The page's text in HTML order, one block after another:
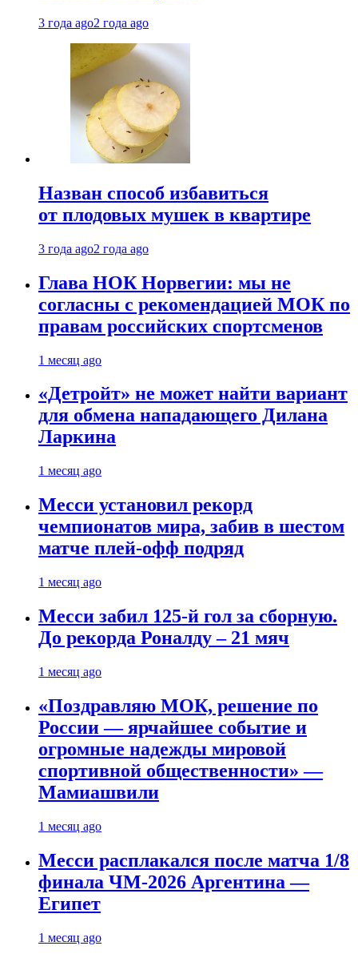
3 года ago2 года ago
Назван способ избавиться
от плодовых мушек в квартире
3 года ago2 года ago
Глава НОК Норвегии: мы не
согласны с рекомендацией МОК по
правам российских спортсменов
1 месяц ago
«Детройт» не может найти вариант
для обмена нападающего Дилана
Ларкина
1 месяц ago
Месси установил рекорд
чемпионатов мира, забив в шестом
матче плей‑офф подряд
1 месяц ago
Месси забил 125-й гол за сборную.
До рекорда Роналду – 21 мяч
1 месяц ago
«Поздравляю МОК, решение по
России — ярчайшее событие и
огромные надежды мировой
спортивной общественности» —
Мамиашвили
1 месяц ago
Месси расплакался после матча 1/8
финала ЧМ-2026 Аргентина —
Египет
1 месяц ago